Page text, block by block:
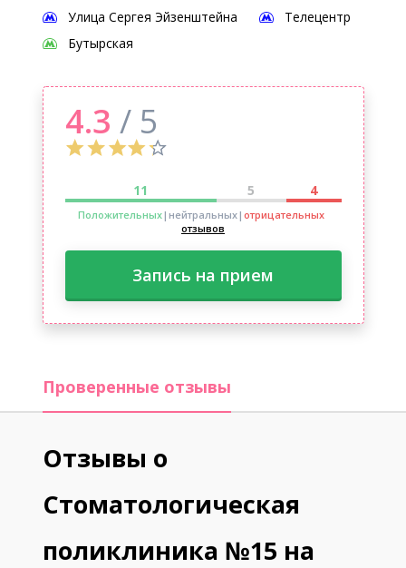
Улица Сергея Эйзенштейна
Телецентр
Бутырская
4.3 / 5
11 5 4
Положительных|нейтральных| отрицательных
отзывов
Запись на прием
Проверенные отзывы
Отзывы о
Стоматологическая
поликлиника №15 на